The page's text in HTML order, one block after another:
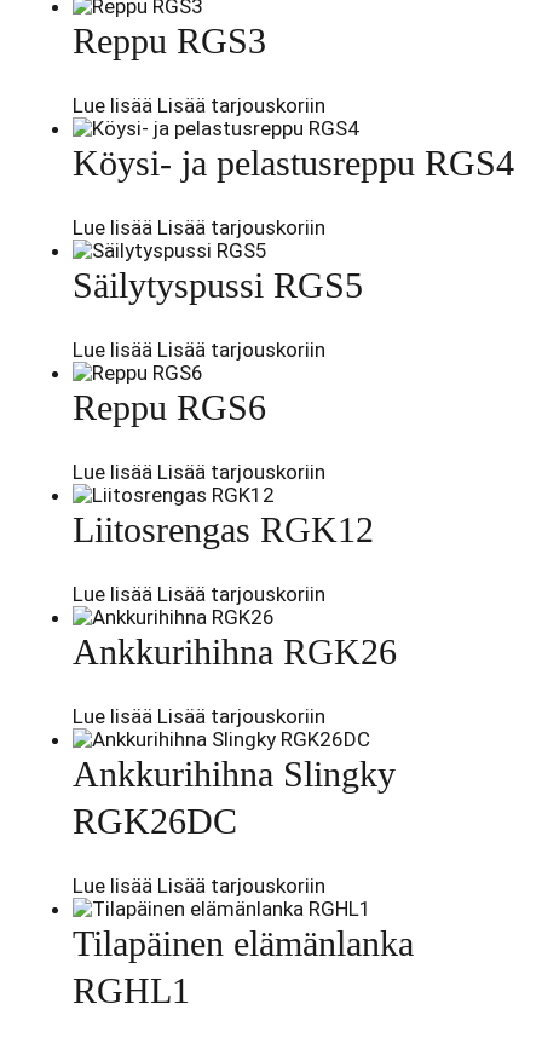
Reppu RGS3
Lue lisää Lisää tarjouskoriin
Köysi- ja pelastusreppu RGS4
Lue lisää Lisää tarjouskoriin
Säilytyspussi RGS5
Lue lisää Lisää tarjouskoriin
Reppu RGS6
Lue lisää Lisää tarjouskoriin
Liitosrengas RGK12
Lue lisää Lisää tarjouskoriin
Ankkurihihna RGK26
Lue lisää Lisää tarjouskoriin
Ankkurihihna Slingky
RGK26DC
Lue lisää Lisää tarjouskoriin
Tilapäinen elämänlanka
RGHL1